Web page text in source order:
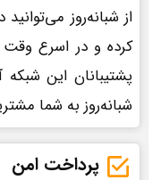
از شبانه‌روز
کرده و در اسرع وقت
پشتیبانان این
شبانه‌روز به شما
پرداخت امن